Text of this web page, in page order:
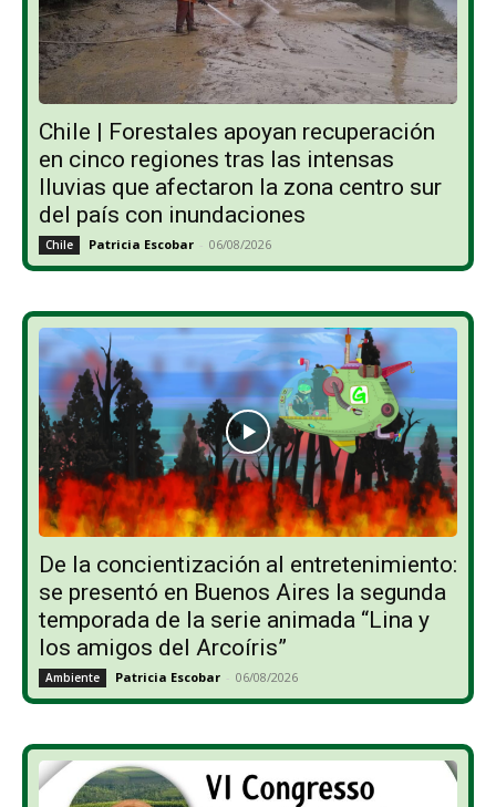
Chile | Forestales apoyan recuperación
en cinco regiones tras las intensas
lluvias que afectaron la zona centro sur
del país con inundaciones
Chile Patricia Escobar - 06/08/2026
De la concientización al entretenimiento:
se presentó en Buenos Aires la segunda
temporada de la serie animada “Lina y
los amigos del Arcoíris”
Ambiente Patricia Escobar - 06/08/2026